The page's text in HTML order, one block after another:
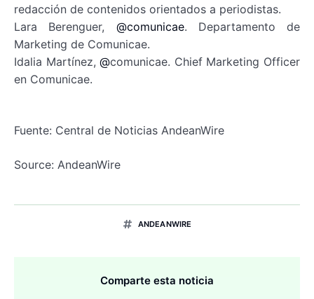
redacción de contenidos orientados a periodistas.
Lara Berenguer, @comunicae. Departamento de
Marketing de Comunicae.
Idalia Martínez,@comunicae. Chief Marketing Officer
en Comunicae.
Fuente: Central de Noticias AndeanWire
Source: AndeanWire
ANDEANWIRE
Comparte esta noticia